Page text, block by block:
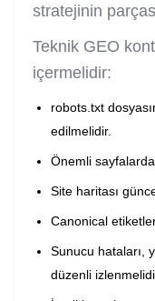
stratejinin
Teknik GEO
içermelidir:
robots.txt
edilmelidir.
Önemli sayfalarda
Site haritası
Canonical
Sunucu hataları,
düzenli